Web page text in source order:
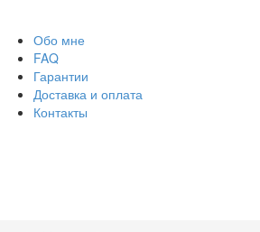
Обо мне
FAQ
Гарантии
Доставка и оплата
Контакты